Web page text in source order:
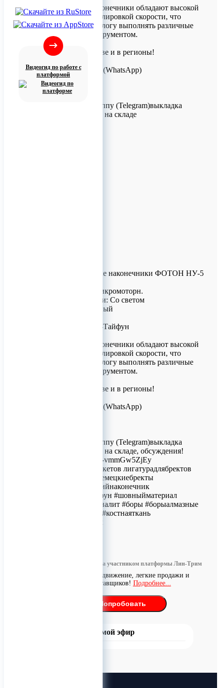
Видеогид по работе с
платформой
Повышающие наконечники обладают высокой
мощностью и регулировкой скорости, что
позволяет стоматологу выполнять различные
задачи одним инструментом.
Доставка по Москве и в регионы!
+7 (926) 209-09-94 (WhatsApp)
info@titanretail.ru
www.titanretail.ru
Приглашаем в группу (Telegram)выкладка
новостей, наличие на складе
Стоматологические наконечники ФОТОН НУ-5
Серия: ФОТОН/микромоторн.
Наличие подсветки: Со светом
Вид: микромоторный
Производство: Вх-Тайфун
Повышающие наконечники обладают высокой
мощностью и регулировкой скорости, что
позволяет стоматологу выполнять различные
задачи одним инструментом.
Доставка по Москве и в регионы!
+7 (926) 209-09-94 (WhatsApp)
Приглашаем в группу (Telegram)выкладка
новостей, наличие на складе, обсуждения!
https://t.me/+Gby76-vmmGw5ZjEy
#брекет #наборбрекетов лигатурадлябректов
#брекетынабор #немецкиебректы
#стоматологическийнаконечник
#наколнечниктайфун #шовныйматериал
#стомзакупка #моналит #боры #борыалмазные
#коннектбиофарм #костнаяткань
#костныйматериал
Информация размещена участником платформы Лин-Трим
Бесплатное продвижение, легкие продажи и
поиск поставщиков! Подробнее...
Попробовать
Прямой эфир